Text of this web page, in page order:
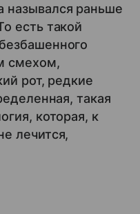
назывался раньше
есть такой
смехом,
рот, редкие
такая
которая, к
лечится,